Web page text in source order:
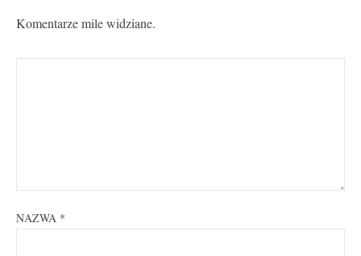
Komentarze mile widziane.
NAZWA *